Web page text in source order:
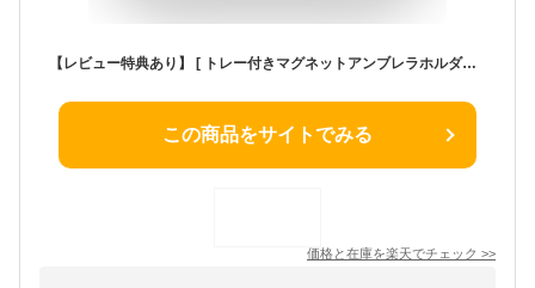
【レビュー特典あり】 [ トレー付きマグネットアンブレラホルダー スマート ] 山崎実業 マグネット 玄関 smart 磁石 フック 玄関収納 傘立て 吊り下げ収納 浮かせ収納 貼り付け収納 整理整頓 ドア収納 小物置き 傘たて 玄関 エントランス ホワイト 5041 ブラック 5042
この商品をサイトでみる
価格と在庫を楽天でチェック >>